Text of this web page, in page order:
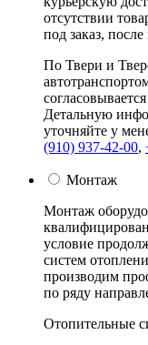
отсутствии
под заказ,
По Твери и
Детальную
уточняйте у
(910) 937-42-00,
Монтаж
Монтаж
условие
систем
производим
по ряду
Отопительные